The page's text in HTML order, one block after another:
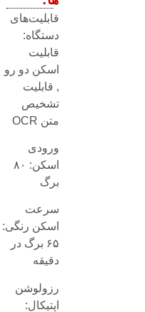
قابلیت‌های
دستگاه:
قابلیت
اسکن دو رو
, قابلیت
تشخیص
متن OCR
ورودی
اسکن: ۸۰
برگ
سرعت
اسکن رنگی:
۶۵ برگ در
دقیقه
رزولوشن
اپتیکال: